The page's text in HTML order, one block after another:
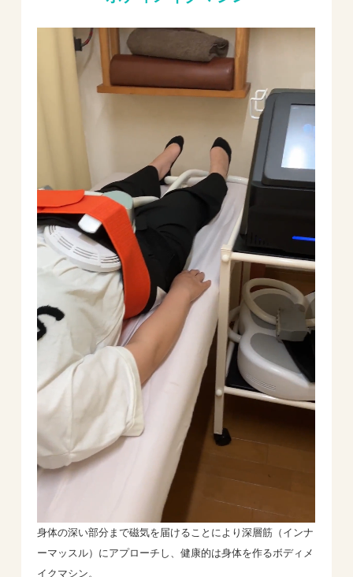
身体の深い部分まで磁気を届けることにより深層筋（インナ
ーマッスル）にアプローチし、健康的は身体を作るボディメ
イクマシン。